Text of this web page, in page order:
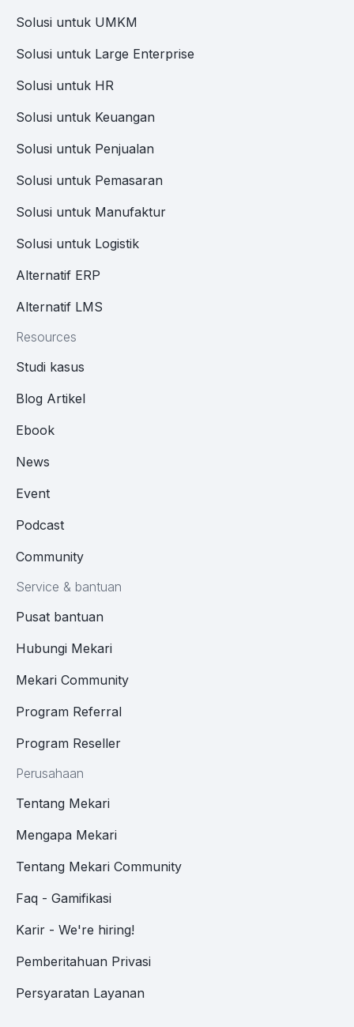
Solusi untuk UMKM
Solusi untuk Large Enterprise
Solusi untuk HR
Solusi untuk Keuangan
Solusi untuk Penjualan
Solusi untuk Pemasaran
Solusi untuk Manufaktur
Solusi untuk Logistik
Alternatif ERP
Alternatif LMS
Resources
Studi kasus
Blog Artikel
Ebook
News
Event
Podcast
Community
Service & bantuan
Pusat bantuan
Hubungi Mekari
Mekari Community
Program Referral
Program Reseller
Perusahaan
Tentang Mekari
Mengapa Mekari
Tentang Mekari Community
Faq - Gamifikasi
Karir - We're hiring!
Pemberitahuan Privasi
Persyaratan Layanan